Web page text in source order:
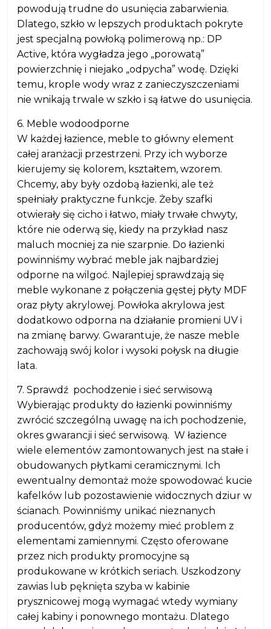
powodują trudne do usunięcia zabarwienia.
Dlatego, szkło w lepszych produktach pokryte
jest specjalną powłoką polimerową np.: DP
Active, która wygładza jego „porowatą”
powierzchnię i niejako „odpycha” wodę. Dzięki
temu, krople wody wraz z zanieczyszczeniami
nie wnikają trwale w szkło i są łatwe do usunięcia.
6. Meble wodoodporne
W każdej łazience, meble to główny element
całej aranżacji przestrzeni. Przy ich wyborze
kierujemy się kolorem, kształtem, wzorem.
Chcemy, aby były ozdobą łazienki, ale też
spełniały praktyczne funkcje. Żeby szafki
otwierały się cicho i łatwo, miały trwałe chwyty,
które nie oderwą się, kiedy na przykład nasz
maluch mocniej za nie szarpnie. Do łazienki
powinniśmy wybrać meble jak najbardziej
odporne na wilgoć. Najlepiej sprawdzają się
meble wykonane z połączenia gęstej płyty MDF
oraz płyty akrylowej. Powłoka akrylowa jest
dodatkowo odporna na działanie promieni UV i
na zmianę barwy. Gwarantuje, że nasze meble
zachowają swój kolor i wysoki połysk na długie
lata.
7. Sprawdź pochodzenie i sieć serwisową
Wybierając produkty do łazienki powinniśmy
zwrócić szczególną uwagę na ich pochodzenie,
okres gwarancji i sieć serwisową. W łazience
wiele elementów zamontowanych jest na stałe i
obudowanych płytkami ceramicznymi. Ich
ewentualny demontaż może spowodować kucie
kafelków lub pozostawienie widocznych dziur w
ścianach. Powinniśmy unikać nieznanych
producentów, gdyż możemy mieć problem z
elementami zamiennymi. Często oferowane
przez nich produkty promocyjne są
produkowane w krótkich seriach. Uszkodzony
zawias lub pęknięta szyba w kabinie
prysznicowej mogą wymagać wtedy wymiany
całej kabiny i ponownego montażu. Dlatego